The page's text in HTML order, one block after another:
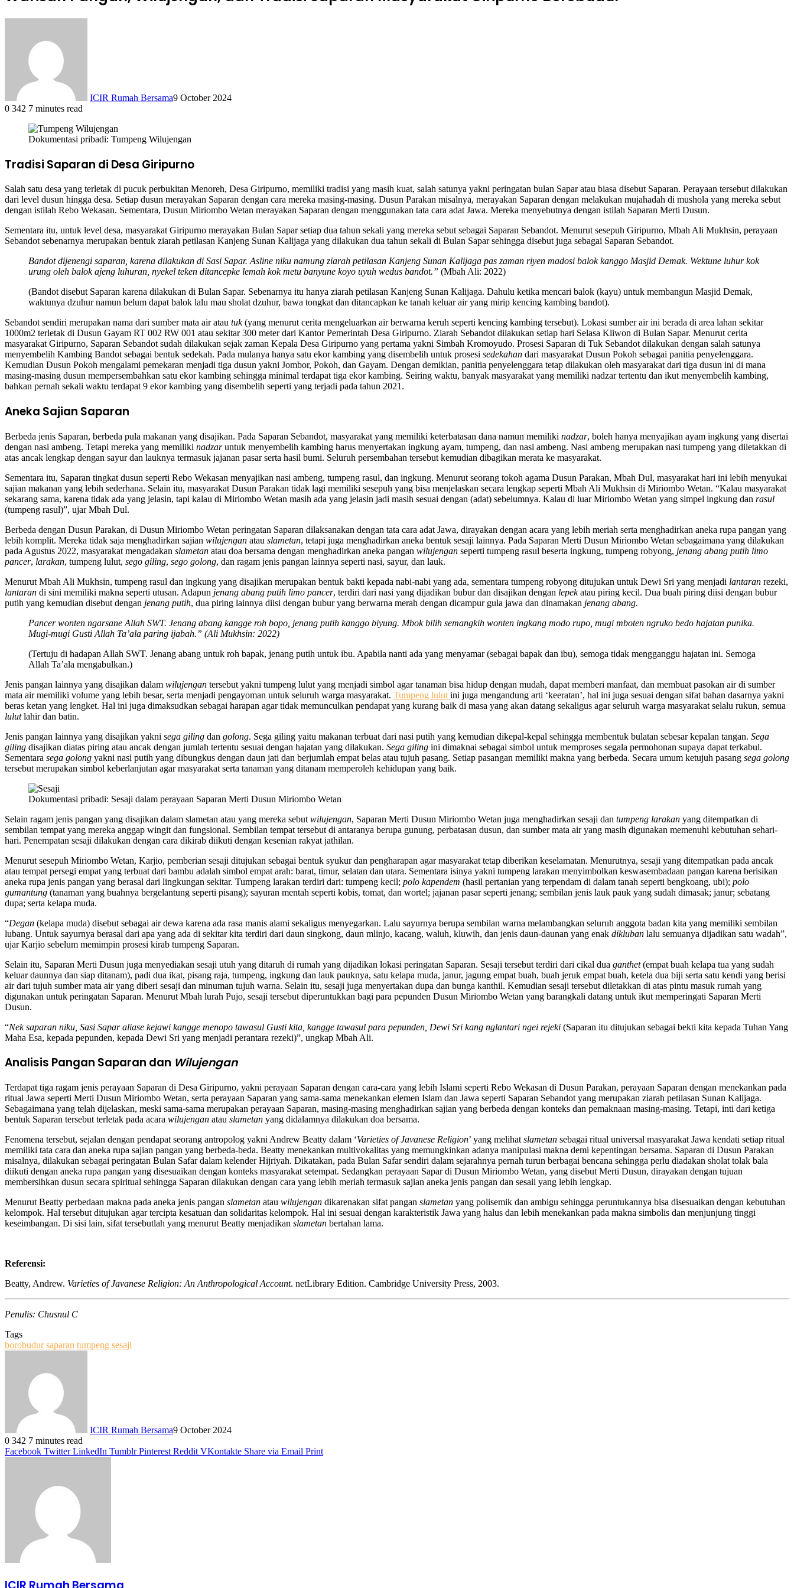
ICIR Rumah Bersama9 October 2024
0 342 7 minutes read
Dokumentasi pribadi: Tumpeng Wilujengan
Tradisi Saparan di Desa Giripurno
Salah satu desa yang terletak di pucuk perbukitan Menoreh, Desa Giripurno, memiliki tradisi yang masih kuat, salah satunya yakni peringatan bulan Sapar atau biasa disebut Saparan. Perayaan tersebut dilakukan
dari level dusun hingga desa. Setiap dusun merayakan Saparan dengan cara mereka masing-masing. Dusun Parakan misalnya, merayakan Saparan dengan melakukan mujahadah di mushola yang mereka sebut
dengan istilah Rebo Wekasan. Sementara, Dusun Miriombo Wetan merayakan Saparan dengan menggunakan tata cara adat Jawa. Mereka menyebutnya dengan istilah Saparan Merti Dusun.
Sementara itu, untuk level desa, masyarakat Giripurno merayakan Bulan Sapar setiap dua tahun sekali yang mereka sebut sebagai Saparan Sebandot. Menurut sesepuh Giripurno, Mbah Ali Mukhsin, perayaan
Sebandot sebenarnya merupakan bentuk ziarah petilasan Kanjeng Sunan Kalijaga yang dilakukan dua tahun sekali di Bulan Sapar sehingga disebut juga sebagai Saparan Sebandot.
Bandot dijenengi saparan, karena dilakukan di Sasi Sapar. Asline niku namung ziarah petilasan Kanjeng Sunan Kalijaga pas zaman riyen madosi balok kanggo Masjid Demak. Wektune luhur kok
urung oleh balok ajeng luhuran nyekel teken ditancepke lemah kok metu banyune koyo uyuh wedus bandot.” (Mbah Ali: 2022)
(Bandot disebut Saparan karena dilakukan di Bulan Sapar. Sebenarnya itu hanya ziarah petilasan Kanjeng Sunan Kalijaga. Dahulu ketika mencari balok (kayu) untuk membangun Masjid Demak,
waktunya dzuhur namun belum dapat balok lalu mau sholat dzuhur, bawa tongkat dan ditancapkan ke tanah keluar air yang mirip kencing kambing bandot).
Sebandot sendiri merupakan nama dari sumber mata air atau tuk(yang menurut cerita mengeluarkan air berwarna keruh seperti kencing kambing tersebut). Lokasi sumber air ini berada di area lahan sekitar
1000m2 terletak di Dusun Gayam RT 002 RW 001 atau sekitar 300 meter dari Kantor Pemerintah Desa Giripurno. Ziarah Sebandot dilakukan setiap hari Selasa Kliwon di Bulan Sapar. Menurut cerita
masyarakat Giripurno, Saparan Sebandot sudah dilakukan sejak zaman Kepala Desa Giripurno yang pertama yakni Simbah Kromoyudo. Prosesi Saparan di Tuk Sebandot dilakukan dengan salah satunya
menyembelih Kambing Bandot sebagai bentuk sedekah. Pada mulanya hanya satu ekor kambing yang disembelih untuk prosesi sedekahan dari masyarakat Dusun Pokoh sebagai panitia penyelenggara.
Kemudian Dusun Pokoh mengalami pemekaran menjadi tiga dusun yakni Jombor, Pokoh, dan Gayam. Dengan demikian, panitia penyelenggara tetap dilakukan oleh masyarakat dari tiga dusun ini di mana
masing-masing dusun mempersembahkan satu ekor kambing sehingga minimal terdapat tiga ekor kambing. Seiring waktu, banyak masyarakat yang memiliki nadzar tertentu dan ikut menyembelih kambing,
bahkan pernah sekali waktu terdapat 9 ekor kambing yang disembelih seperti yang terjadi pada tahun 2021.
Aneka Sajian Saparan
Berbeda jenis Saparan, berbeda pula makanan yang disajikan. Pada Saparan Sebandot, masyarakat yang memiliki keterbatasan dana namun memiliki nadzar, boleh hanya menyajikan ayam ingkung yang disertai
dengan nasi ambeng. Tetapi mereka yang memiliki nadzaruntuk menyembelih kambing harus menyertakan ingkung ayam, tumpeng, dan nasi ambeng. Nasi ambeng merupakan nasi tumpeng yang diletakkan di
atas ancak lengkap dengan sayur dan lauknya termasuk jajanan pasar serta hasil bumi. Seluruh persembahan tersebut kemudian dibagikan merata ke masyarakat.
Sementara itu, Saparan tingkat dusun seperti Rebo Wekasan menyajikan nasi ambeng, tumpeng rasul, dan ingkung. Menurut seorang tokoh agama Dusun Parakan, Mbah Dul, masyarakat hari ini lebih menyukai
sajian makanan yang lebih sederhana. Selain itu, masyarakat Dusun Parakan tidak lagi memiliki sesepuh yang bisa menjelaskan secara lengkap seperti Mbah Ali Mukhsin di Miriombo Wetan. “Kalau masyarakat
sekarang sama, karena tidak ada yang jelasin, tapi kalau di Miriombo Wetan masih ada yang jelasin jadi masih sesuai dengan (adat) sebelumnya. Kalau di luar Miriombo Wetan yang simpel ingkung dan rasul
(tumpeng rasul)”, ujar Mbah Dul.
Berbeda dengan Dusun Parakan, di Dusun Miriombo Wetan peringatan Saparan dilaksanakan dengan tata cara adat Jawa, dirayakan dengan acara yang lebih meriah serta menghadirkan aneka rupa pangan yang
lebih komplit. Mereka tidak saja menghadirkan sajian wilujengan atau slametan, tetapi juga menghadirkan aneka bentuk sesaji lainnya. Pada Saparan Merti Dusun Miriombo Wetan sebagaimana yang dilakukan
pada Agustus 2022, masyarakat mengadakan slametan atau doa bersama dengan menghadirkan aneka pangan wilujengan seperti tumpeng rasul beserta ingkung, tumpeng robyong, jenang abang putih limo
pancer, larakan, tumpeng lulut, sego giling, sego golong, dan ragam jenis pangan lainnya seperti nasi, sayur, dan lauk.
Menurut Mbah Ali Mukhsin, tumpeng rasul dan ingkung yang disajikan merupakan bentuk bakti kepada nabi-nabi yang ada, sementara tumpeng robyong ditujukan untuk Dewi Sri yang menjadi lantaran rezeki,
lantaran di sini memiliki makna seperti utusan. Adapun jenang abang putih limo pancer, terdiri dari nasi yang dijadikan bubur dan disajikan dengan lepekatau piring kecil. Dua buah piring diisi dengan bubur
putih yang kemudian disebut dengan jenang putih, dua piring lainnya diisi dengan bubur yang berwarna merah dengan dicampur gula jawa dan dinamakan jenang abang.
Pancer wonten ngarsane Allah SWT. Jenang abang kangge roh bopo, jenang putih kanggo biyung. Mbok bilih semangkih wonten ingkang modo rupo, mugi mboten ngruko bedo hajatan punika.
Mugi-mugi Gusti Allah Ta’ala paring ijabah.” (Ali Mukhsin: 2022)
(Tertuju di hadapan Allah SWT. Jenang abang untuk roh bapak, jenang putih untuk ibu. Apabila nanti ada yang menyamar (sebagai bapak dan ibu), semoga tidak mengganggu hajatan ini. Semoga
Allah Ta’ala mengabulkan.)
Jenis pangan lainnya yang disajikan dalam wilujengan tersebut yakni tumpeng lulut yang menjadi simbol agar tanaman bisa hidup dengan mudah, dapat memberi manfaat, dan membuat pasokan air di sumber
mata air memiliki volume yang lebih besar, serta menjadi pengayoman untuk seluruh warga masyarakat. Tumpeng lulut ini juga mengandung arti ‘keeratan’, hal ini juga sesuai dengan sifat bahan dasarnya yakni
beras ketan yang lengket. Hal ini juga dimaksudkan sebagai harapan agar tidak memunculkan pendapat yang kurang baik di masa yang akan datang sekaligus agar seluruh warga masyarakat selalu rukun, semua
lulutlahir dan batin.
Jenis pangan lainnya yang disajikan yakni sega giling dan golong. Sega giling yaitu makanan terbuat dari nasi putih yang kemudian dikepal-kepal sehingga membentuk bulatan sebesar kepalan tangan. Sega
giling disajikan diatas piring atau ancak dengan jumlah tertentu sesuai dengan hajatan yang dilakukan. Sega giling ini dimaknai sebagai simbol untuk memproses segala permohonan supaya dapat terkabul.
Sementara sega golong yakni nasi putih yang dibungkus dengan daun jati dan berjumlah empat belas atau tujuh pasang. Setiap pasangan memiliki makna yang berbeda. Secara umum ketujuh pasang sega golong
tersebut merupakan simbol keberlanjutan agar masyarakat serta tanaman yang ditanam memperoleh kehidupan yang baik.
Dokumentasi pribadi: Sesaji dalam perayaan Saparan Merti Dusun Miriombo Wetan
Selain ragam jenis pangan yang disajikan dalam slametan atau yang mereka sebut wilujengan, Saparan Merti Dusun Miriombo Wetan juga menghadirkan sesaji dan tumpeng larakan yang ditempatkan di
sembilan tempat yang mereka anggap wingit dan fungsional. Sembilan tempat tersebut di antaranya berupa gunung, perbatasan dusun, dan sumber mata air yang masih digunakan memenuhi kebutuhan sehari-
hari. Penempatan sesaji dilakukan dengan cara dikirab diikuti dengan kesenian rakyat jathilan.
Menurut sesepuh Miriombo Wetan, Karjio, pemberian sesaji ditujukan sebagai bentuk syukur dan pengharapan agar masyarakat tetap diberikan keselamatan. Menurutnya, sesaji yang ditempatkan pada ancak
atau tempat persegi empat yang terbuat dari bambu adalah simbol empat arah: barat, timur, selatan dan utara. Sementara isinya yakni tumpeng larakan menyimbolkan keswasembadaan pangan karena berisikan
aneka rupa jenis pangan yang berasal dari lingkungan sekitar. Tumpeng larakan terdiri dari: tumpeng kecil; polo kapendem (hasil pertanian yang terpendam di dalam tanah seperti bengkoang, ubi); polo
gumantung (tanaman yang buahnya bergelantung seperti pisang); sayuran mentah seperti kobis, tomat, dan wortel; jajanan pasar seperti jenang; sembilan jenis lauk pauk yang sudah dimasak; janur; sebatang
dupa; serta kelapa muda.
“Degan (kelapa muda) disebut sebagai air dewa karena ada rasa manis alami sekaligus menyegarkan. Lalu sayurnya berupa sembilan warna melambangkan seluruh anggota badan kita yang memiliki sembilan
lubang. Untuk sayurnya berasal dari apa yang ada di sekitar kita terdiri dari daun singkong, daun mlinjo, kacang, waluh, kluwih, dan jenis daun-daunan yang enak dikluban lalu semuanya dijadikan satu wadah”,
ujar Karjio sebelum memimpin prosesi kirab tumpeng Saparan.
Selain itu, Saparan Merti Dusun juga menyediakan sesaji utuh yang ditaruh di rumah yang dijadikan lokasi peringatan Saparan. Sesaji tersebut terdiri dari cikal dua ganthet(empat buah kelapa tua yang sudah
keluar daunnya dan siap ditanam), padi dua ikat, pisang raja, tumpeng, ingkung dan lauk pauknya, satu kelapa muda, janur, jagung empat buah, buah jeruk empat buah, ketela dua biji serta satu kendi yang berisi
air dari tujuh sumber mata air yang diberi sesaji dan minuman tujuh warna. Selain itu, sesaji juga menyertakan dupa dan bunga kanthil. Kemudian sesaji tersebut diletakkan di atas pintu masuk rumah yang
digunakan untuk peringatan Saparan. Menurut Mbah lurah Pujo, sesaji tersebut diperuntukkan bagi para pepunden Dusun Miriombo Wetan yang barangkali datang untuk ikut memperingati Saparan Merti
Dusun.
“Nek saparan niku, Sasi Sapar aliase kejawi kangge menopo tawasul Gusti kita, kangge tawasul para pepunden, Dewi Sri kang nglantari ngei rejeki (Saparan itu ditujukan sebagai bekti kita kepada Tuhan Yang
Maha Esa, kepada pepunden, kepada Dewi Sri yang menjadi perantara rezeki)”, ungkap Mbah Ali.
Analisis Pangan Saparan dan Wilujengan
Terdapat tiga ragam jenis perayaan Saparan di Desa Giripurno, yakni perayaan Saparan dengan cara-cara yang lebih Islami seperti Rebo Wekasan di Dusun Parakan, perayaan Saparan dengan menekankan pada
ritual Jawa seperti Merti Dusun Miriombo Wetan, serta perayaan Saparan yang sama-sama menekankan elemen Islam dan Jawa seperti Saparan Sebandot yang merupakan ziarah petilasan Sunan Kalijaga.
Sebagaimana yang telah dijelaskan, meski sama-sama merupakan perayaan Saparan, masing-masing menghadirkan sajian yang berbeda dengan konteks dan pemaknaan masing-masing. Tetapi, inti dari ketiga
bentuk Saparan tersebut terletak pada acara wilujengan atau slametan yang didalamnya dilakukan doa bersama.
Fenomena tersebut, sejalan dengan pendapat seorang antropolog yakni Andrew Beatty dalam ‘Varieties of Javanese Religion’ yang melihat slametan sebagai ritual universal masyarakat Jawa kendati setiap ritual
memiliki tata cara dan aneka rupa sajian pangan yang berbeda-beda. Beatty menekankan multivokalitas yang memungkinkan adanya manipulasi makna demi kepentingan bersama. Saparan di Dusun Parakan
misalnya, dilakukan sebagai peringatan Bulan Safar dalam kelender Hijriyah. Dikatakan, pada Bulan Safar sendiri dalam sejarahnya pernah turun berbagai bencana sehingga perlu diadakan sholat tolak bala
diikuti dengan aneka rupa pangan yang disesuaikan dengan konteks masyarakat setempat. Sedangkan perayaan Sapar di Dusun Miriombo Wetan, yang disebut Merti Dusun, dirayakan dengan tujuan
membersihkan dusun secara spiritual sehingga Saparan dilakukan dengan cara yang lebih meriah termasuk sajian aneka jenis pangan dan sesaii yang lebih lengkap.
Menurut Beatty perbedaan makna pada aneka jenis pangan slametan atau wilujengan dikarenakan sifat pangan slametan yang polisemik dan ambigu sehingga peruntukannya bisa disesuaikan dengan kebutuhan
kelompok. Hal tersebut ditujukan agar tercipta kesatuan dan solidaritas kelompok. Hal ini sesuai dengan karakteristik Jawa yang halus dan lebih menekankan pada makna simbolis dan menjunjung tinggi
keseimbangan. Di sisi lain, sifat tersebutlah yang menurut Beatty menjadikan slametan bertahan lama.
Referensi:
Beatty, Andrew. Varieties of Javanese Religion: An Anthropological Account. netLibrary Edition. Cambridge University Press, 2003.
Penulis: Chusnul C
Tags
borobudur saparan tumpeng sesaji
ICIR Rumah Bersama9 October 2024
0 342 7 minutes read
Facebook Twitter LinkedIn Tumblr Pinterest Reddit VKontakte Share via Email Print